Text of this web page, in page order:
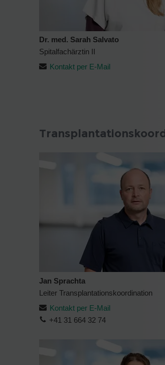
Dr. med. Sarah Salvato
Spitalfachärztin II
Kontakt per E-Mail
Jan Sprachta
Leiter Transplantationskoordination
Kontakt per E-Mail
+41 31 664 32 74